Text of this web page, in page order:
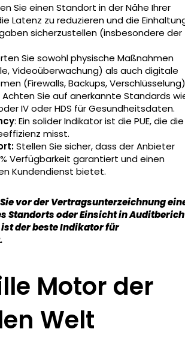
Sie einen Standort in der Nähe Ihrer
Latenz zu reduzieren und die
sicherzustellen (insbesondere der
Sie sowohl physische Maßnahmen
Videoüberwachung) als auch digitale
(Firewalls, Backups,
Achten Sie auf anerkannte Standards
oder IV oder HDS für Gesundheitsdaten.
: Ein solider Indikator ist die PUE, die die
misst.
Stellen Sie sicher, dass der Anbieter
Verfügbarkeit garantiert und einen
Kundendienst bietet.
vor der Vertragsunterzeichnung
Standorts oder Einsicht in
der beste Indikator für
Motor der
Welt